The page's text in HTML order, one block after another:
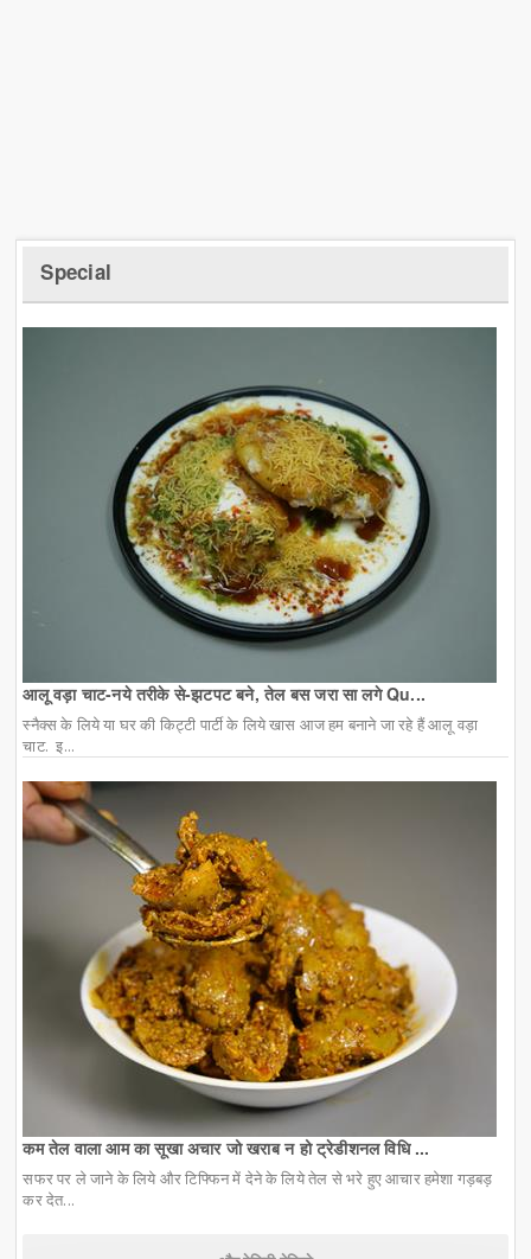
Special
आलू वड़ा चाट-नये तरीके से-झटपट बने, तेल बस जरा सा लगे Qu...
स्नैक्स के लिये या घर की किट्टी पार्टी के लिये खास आज हम बनाने जा रहे हैं आलू वड़ा
चाट. इ...
कम तेल वाला आम का सूखा अचार जो खराब न हो ट्रेडीशनल विधि ...
सफर पर ले जाने के लिये और टिफ्फिन में देने के लिये तेल से भरे हुए आचार हमेशा गड़बड़
कर देत...